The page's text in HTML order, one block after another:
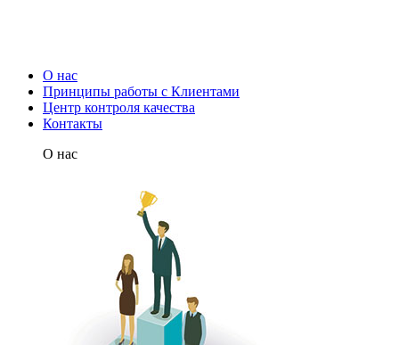
О нас
Принципы работы с Клиентами
Центр контроля качества
Контакты
О нас